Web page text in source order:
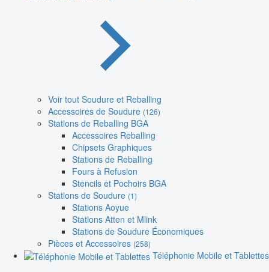
Voir tout Soudure et Reballing
Accessoires de Soudure (126)
Stations de Reballing BGA
Accessoires Reballing
Chipsets Graphiques
Stations de Reballing
Fours à Refusion
Stencils et Pochoirs BGA
Stations de Soudure (1)
Stations Aoyue
Stations Atten et Mlink
Stations de Soudure Économiques
Pièces et Accessoires (258)
Téléphonie Mobile et Tablettes